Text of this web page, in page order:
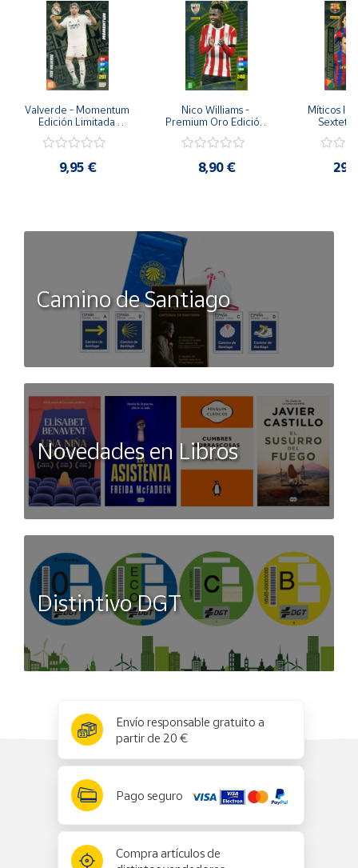
Valverde - Momentum
Edición Limitada
Liga 2023-2024
9,95 €
Nico Williams -
Premium Oro Edición
Adrenalyn XL La Liga
8,90 €
Míticos
Sextete
Adrenalyn
Camino de Santiago
Novedades en Libros
Distintivo DGT
Envío responsable gratuito a
partir de 20 €
Pago seguro
Compra artículos de